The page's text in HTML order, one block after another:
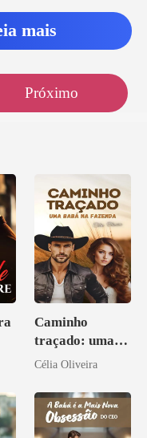
mais
Próximo
Caminho
traçado: uma
babá na fazenda
Célia Oliveira